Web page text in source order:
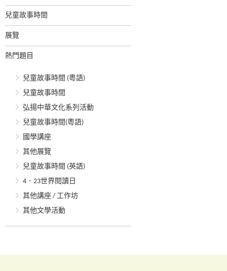
兒童故事時間
展覽
熱門題目
兒童故事時間 (粵語)
兒童故事時間
弘揚中華文化系列活動
兒童故事時間(粵語)
國學講座
其他展覽
兒童故事時間 (英語)
4．23世界閱讀日
其他講座 / 工作坊
其他文學活動